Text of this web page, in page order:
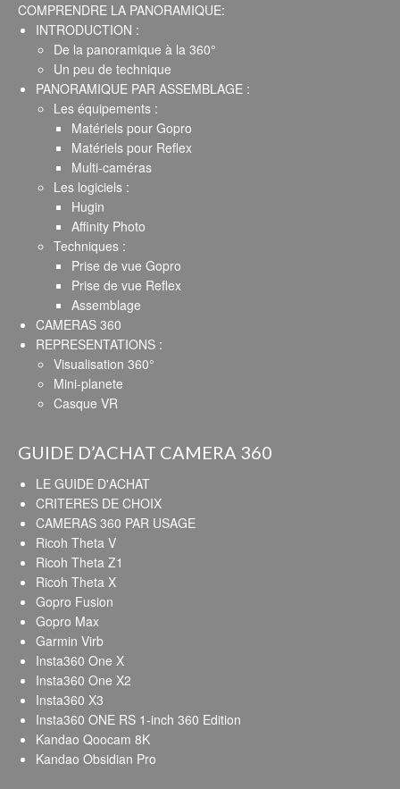
COMPRENDRE LA PANORAMIQUE:
INTRODUCTION :
De la panoramique à la 360°
Un peu de technique
PANORAMIQUE PAR ASSEMBLAGE :
Les équipements :
Matériels pour Gopro
Matériels pour Reflex
Multi-caméras
Les logiciels :
Hugin
Affinity Photo
Techniques :
Prise de vue Gopro
Prise de vue Reflex
Assemblage
CAMERAS 360
REPRESENTATIONS :
Visualisation 360°
Mini-planete
Casque VR
GUIDE D’ACHAT CAMERA 360
LE GUIDE D'ACHAT
CRITERES DE CHOIX
CAMERAS 360 PAR USAGE
Ricoh Theta V
Ricoh Theta Z1
Ricoh Theta X
Gopro Fusion
Gopro Max
Garmin Virb
Insta360 One X
Insta360 One X2
Insta360 X3
Insta360 ONE RS 1-inch 360 Edition
Kandao Qoocam 8K
Kandao Obsidian Pro